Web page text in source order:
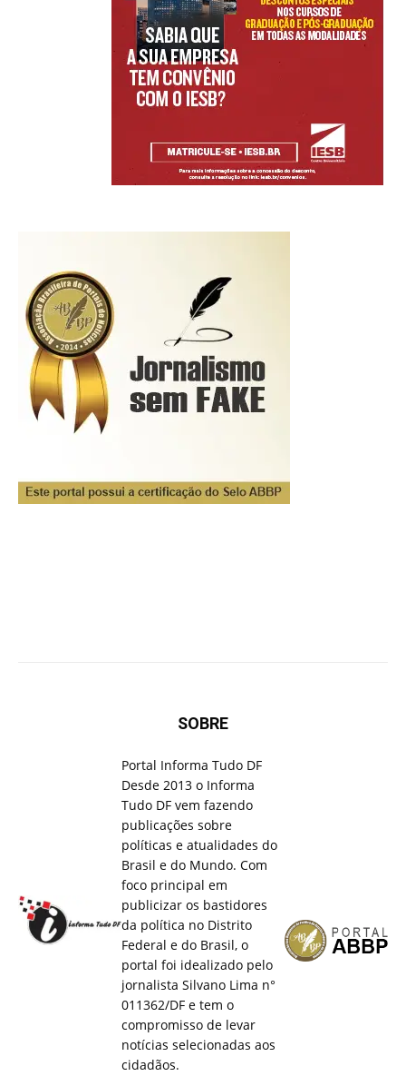
SOBRE
Portal Informa Tudo DF
Desde 2013 o Informa
Tudo DF vem fazendo
publicações sobre
políticas e atualidades do
Brasil e do Mundo. Com
foco principal em
publicizar os bastidores
da política no Distrito
Federal e do Brasil, o
portal foi idealizado pelo
jornalista Silvano Lima n°
011362/DF e tem o
compromisso de levar
notícias selecionadas aos
cidadãos.